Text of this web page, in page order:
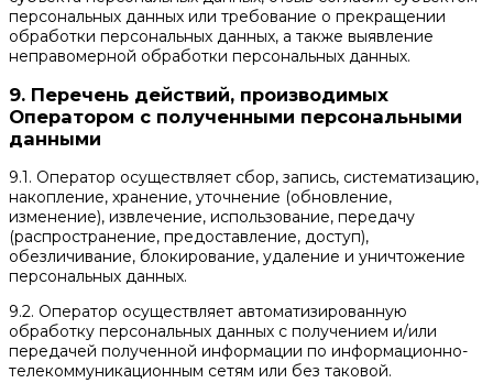
персональных данных или требование о прекращении
обработки персональных данных, а также выявление
неправомерной обработки персональных данных.
9. Перечень действий, производимых
Оператором с полученными персональными
данными
9.1. Оператор осуществляет сбор, запись, систематизацию,
накопление, хранение, уточнение (обновление,
изменение), извлечение, использование, передачу
(распространение, предоставление, доступ),
обезличивание, блокирование, удаление и уничтожение
персональных данных.
9.2. Оператор осуществляет автоматизированную
обработку персональных данных с получением и/или
передачей полученной информации по информационно-
телекоммуникационным сетям или без таковой.